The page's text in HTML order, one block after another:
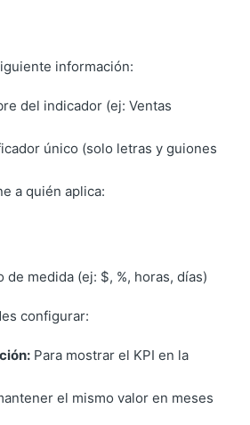
información:
del indicador (ej: Ventas
único (solo letras y guiones
a quién aplica:
de medida (ej: $, %, horas, días)
configurar:
Para mostrar el KPI en la
el mismo valor en meses